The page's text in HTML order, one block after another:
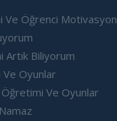
Ve Öğrenci Motivasyon
Artık Biliyorum
Oyunlar
Ve Oyunlar